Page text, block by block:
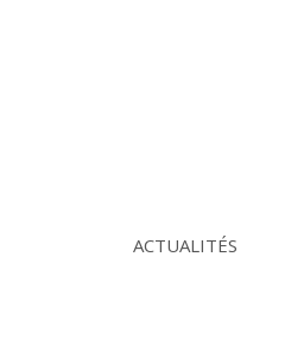
ACTUALITÉS